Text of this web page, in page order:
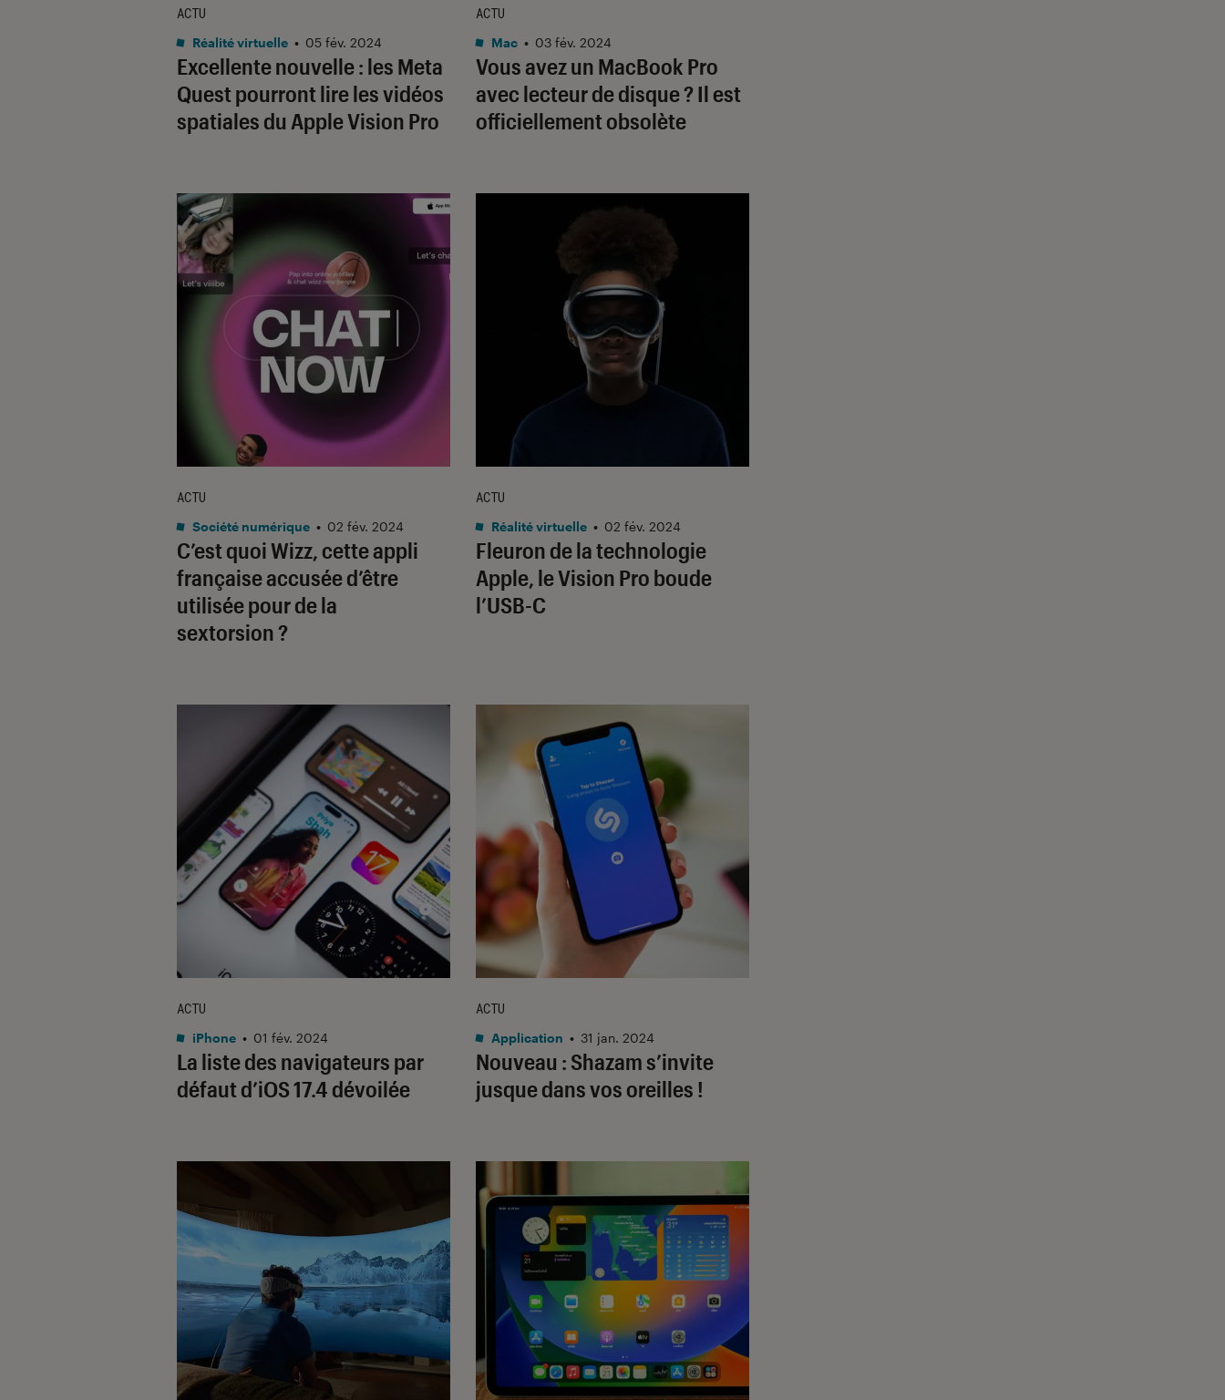
Excellente nouvelle : les Meta
Quest pourront lire les vidéos
spatiales du Apple Vision Pro
ACTU
Réalité virtuelle • 05 fév. 2024
Vous avez un MacBook Pro
avec lecteur de disque ? Il est
officiellement obsolète
ACTU
Mac • 03 fév. 2024
C’est quoi Wizz, cette appli
française accusée d’être
utilisée pour de la
sextorsion ?
ACTU
Société numérique • 02 fév. 2024
Fleuron de la technologie
Apple, le Vision Pro boude
l’USB-C
ACTU
Réalité virtuelle • 02 fév. 2024
La liste des navigateurs par
défaut d’iOS 17.4 dévoilée
ACTU
iPhone • 01 fév. 2024
Nouveau : Shazam s’invite
jusque dans vos oreilles !
ACTU
Application • 31 jan. 2024